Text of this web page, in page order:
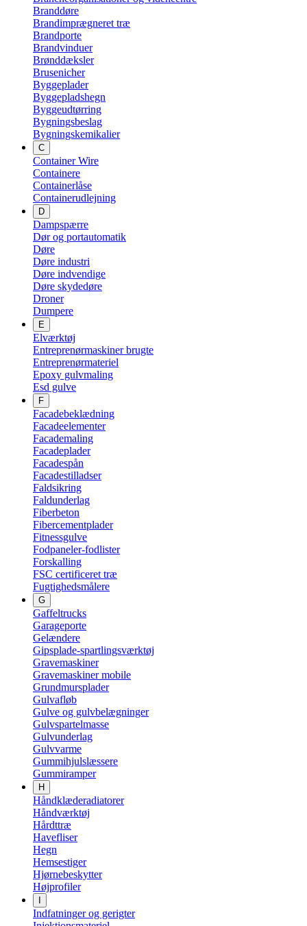
Branddøre
Brandimprægneret træ
Brandporte
Brandvinduer
Brønddæksler
Brusenicher
Byggeplader
Byggepladshegn
Byggeudtørring
Bygningsbeslag
Bygningskemikalier
C
Container Wire
Containere
Containerlåse
Containerudlejning
D
Dampspærre
Dør og portautomatik
Døre
Døre industri
Døre indvendige
Døre skydedøre
Droner
Dumpere
E
Elværktøj
Entreprenørmaskiner brugte
Entreprenørmateriel
Epoxy gulvmaling
Esd gulve
F
Facadebeklædning
Facadeelementer
Facademaling
Facadeplader
Facadespån
Facadestilladser
Faldsikring
Faldunderlag
Fiberbeton
Fibercementplader
Fitnessgulve
Fodpaneler-fodlister
Forskalling
FSC certificeret træ
Fugtighedsmålere
G
Gaffeltrucks
Garageporte
Gelændere
Gipsplade-spartlingsværktøj
Gravemaskiner
Gravemaskiner mobile
Grundmursplader
Gulvafløb
Gulve og gulvbelægninger
Gulvspartelmasse
Gulvunderlag
Gulvvarme
Gummihjulslæssere
Gummiramper
H
Håndklæderadiatorer
Håndværktøj
Hårdttræ
Havefliser
Hegn
Hemsestiger
Hjørnebeskytter
Højprofiler
Indfatninger og gerigter